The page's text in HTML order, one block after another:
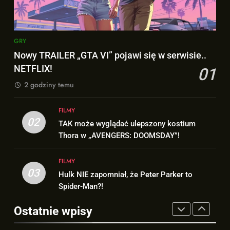
„SPIDER-MAN: BRAND NEW
DAY”!
FILMY
1
się w serwisie.. NETFLIX!
kostium Thora w „AVENGERS:
DOOMSDAY”!
FILMY
3
Hulk NIE zapomniał, że Peter
FILMY
GRY
Nowy TRAILER „GTA VI” pojawi się w serwisie..
NETFLIX!
01
2 godziny temu
02
FILMY
TAK może wyglądać ulepszony kostium
Thora w „AVENGERS: DOOMSDAY”!
03
FILMY
Hulk NIE zapomniał, że Peter Parker to
Spider-Man?!
Ostatnie wpisy
FILMY
Bracia Russo gratulują
Nowy TRAILER „GTA VI” pojawi
się w serwisie.. NETFLIX!
2
TAK może wyglądać ulepszony
kostium Thora w „AVENGERS:
DOOMSDAY”!
FILMY